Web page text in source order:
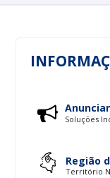
Soluções
Região
Território